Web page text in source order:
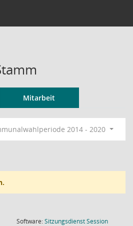
Mitarbeit
2014 - 2020
Software:SitzungsdienstSession(Wird in